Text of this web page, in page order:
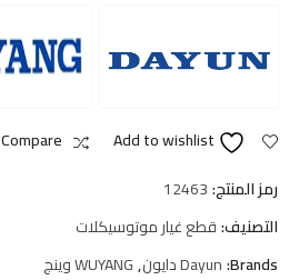
Add to wishlist
Compare
رمز المنتج:12463
التصنيف:قطع غيار موتوسيكلات
Brands: Dayun دايون ,WUYANG وينج